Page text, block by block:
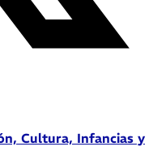
Cultura, Infancias y